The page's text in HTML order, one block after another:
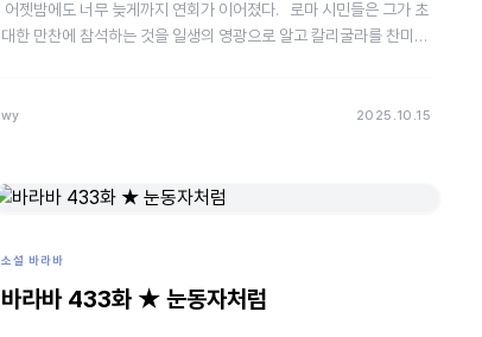
어젯밤에도 너무 늦게까지 연회가 이어졌다. 로마 시민들은 그가 초
대한 만찬에 참석하는 것을 일생의 영광으로 알고 칼리굴라를 찬미하
wy 2025.10.15
소설 바라바
바라바 433화 ★ 눈동자처럼